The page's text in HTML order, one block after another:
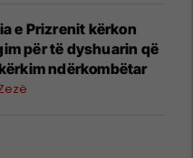
e Prizrenit kërkon
për të dyshuarin që
ndërkombëtar